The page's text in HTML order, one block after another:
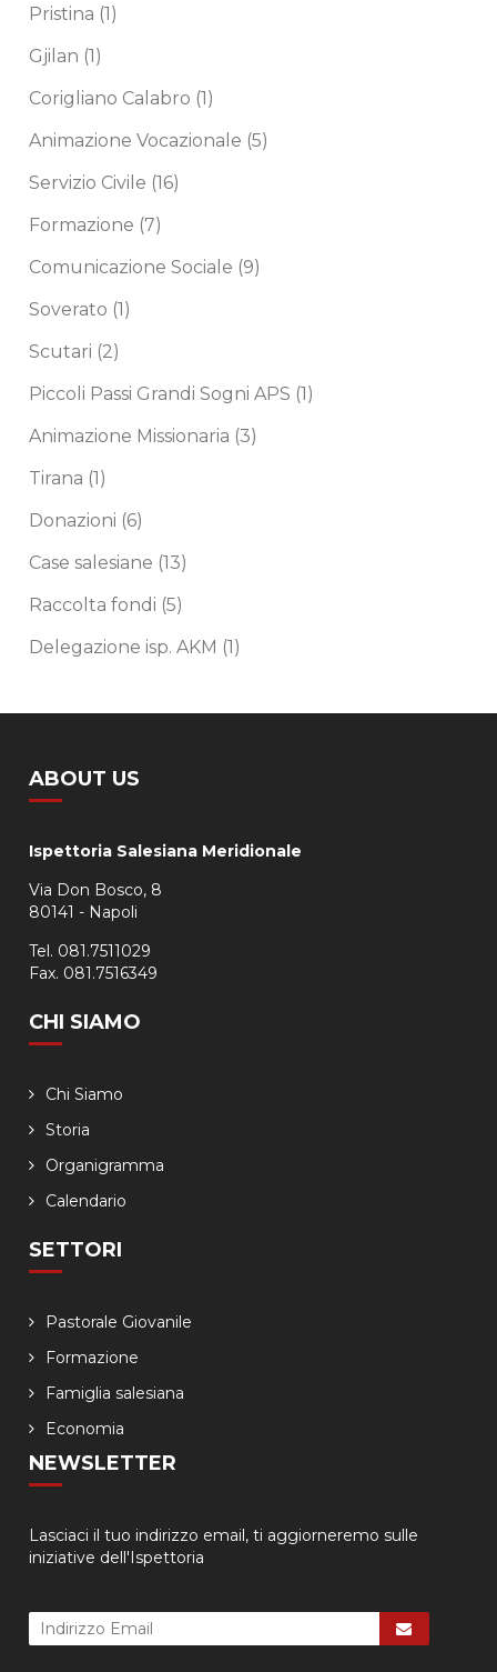
Pristina (1)
Gjilan (1)
Corigliano Calabro (1)
Animazione Vocazionale (5)
Servizio Civile (16)
Formazione (7)
Comunicazione Sociale (9)
Soverato (1)
Scutari (2)
Piccoli Passi Grandi Sogni APS (1)
Animazione Missionaria (3)
Tirana (1)
Donazioni (6)
Case salesiane (13)
Raccolta fondi (5)
Delegazione isp. AKM (1)
ABOUT US
Ispettoria Salesiana Meridionale
Via Don Bosco, 8
80141 - Napoli
Tel. 081.7511029
Fax. 081.7516349
CHI SIAMO
Chi Siamo
Storia
Organigramma
Calendario
SETTORI
Pastorale Giovanile
Formazione
Famiglia salesiana
Economia
NEWSLETTER
Lasciaci il tuo indirizzo email, ti aggiorneremo sulle
iniziative dell'Ispettoria